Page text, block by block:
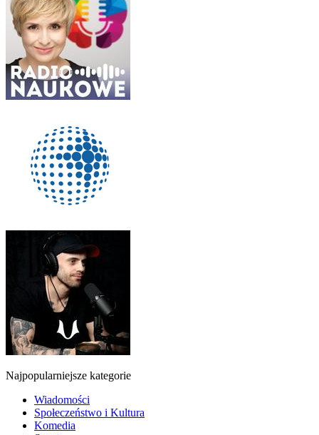
Najpopularniejsze kategorie
Wiadomości
Społeczeństwo i Kultura
Komedia